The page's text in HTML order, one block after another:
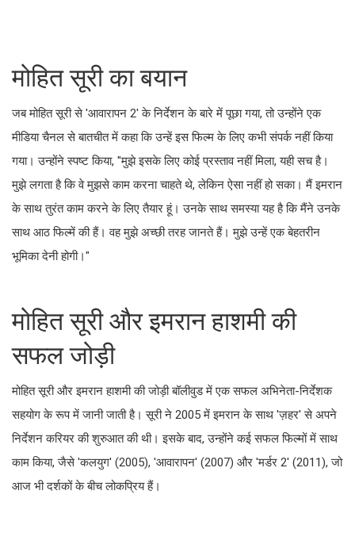
मोहित सूरी का बयान
जब मोहित सूरी से 'आवारापन 2' के निर्देशन के बारे में पूछा गया, तो उन्होंने एक
मीडिया चैनल से बातचीत में कहा कि उन्हें इस फिल्म के लिए कभी संपर्क नहीं किया
गया। उन्होंने स्पष्ट किया, "मुझे इसके लिए कोई प्रस्ताव नहीं मिला, यही सच है।
मुझे लगता है कि वे मुझसे काम करना चाहते थे, लेकिन ऐसा नहीं हो सका। मैं इमरान
के साथ तुरंत काम करने के लिए तैयार हूं। उनके साथ समस्या यह है कि मैंने उनके
साथ आठ फिल्में की हैं। वह मुझे अच्छी तरह जानते हैं। मुझे उन्हें एक बेहतरीन
भूमिका देनी होगी।"
मोहित सूरी और इमरान हाशमी की
सफल जोड़ी
मोहित सूरी और इमरान हाशमी की जोड़ी बॉलीवुड में एक सफल अभिनेता-निर्देशक
सहयोग के रूप में जानी जाती है। सूरी ने 2005 में इमरान के साथ 'ज़हर' से अपने
निर्देशन करियर की शुरुआत की थी। इसके बाद, उन्होंने कई सफल फिल्मों में साथ
काम किया, जैसे 'कलयुग' (2005), 'आवारापन' (2007) और 'मर्डर 2' (2011), जो
आज भी दर्शकों के बीच लोकप्रिय हैं।